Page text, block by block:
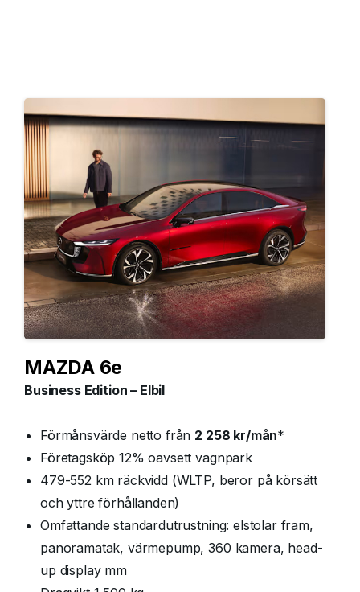
MAZDA 6e
Business Edition – Elbil
Förmånsvärde netto från 2 258 kr/mån*
Företagsköp 12% oavsett vagnpark
479-552 km räckvidd (WLTP, beror på körsätt
och yttre förhållanden)
Omfattande standardutrustning: elstolar fram,
panoramatak, värmepump, 360 kamera, head-
up display mm